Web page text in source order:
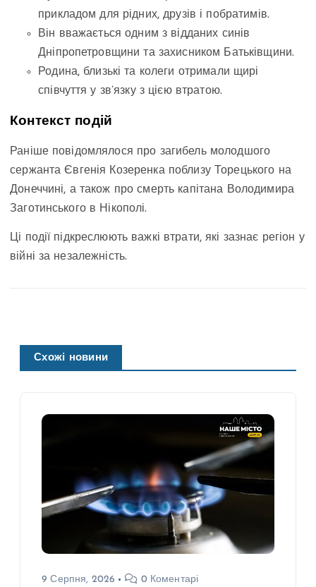
прикладом для рідних, друзів і побратимів.
Він вважається одним з відданих синів
Дніпропетровщини та захисником Батьківщини.
Родина, близькі та колеги отримали щирі
співчуття у зв’язку з цією втратою.
Контекст подій
Раніше повідомлялося про загибель молодшого
сержанта Євгенія Козеренка поблизу Торецького на
Донеччині, а також про смерть капітана Володимира
Заготинського в Нікополі.
Ці події підкреслюють важкі втрати, які зазнає регіон у
війні за незалежність.
Схожі новини
9 Серпня, 2026 0 Коментарі